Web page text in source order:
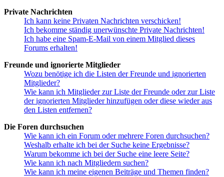
Private Nachrichten
Ich kann keine Privaten Nachrichten verschicken!
Ich bekomme ständig unerwünschte Private Nachrichten!
Ich habe eine Spam-E-Mail von einem Mitglied dieses
Forums erhalten!
Freunde und ignorierte Mitglieder
Wozu benötige ich die Listen der Freunde und ignorierten
Mitglieder?
Wie kann ich Mitglieder zur Liste der Freunde oder zur Liste
der ignorierten Mitglieder hinzufügen oder diese wieder aus
den Listen entfernen?
Die Foren durchsuchen
Wie kann ich ein Forum oder mehrere Foren durchsuchen?
Weshalb erhalte ich bei der Suche keine Ergebnisse?
Warum bekomme ich bei der Suche eine leere Seite?
Wie kann ich nach Mitgliedern suchen?
Wie kann ich meine eigenen Beiträge und Themen finden?